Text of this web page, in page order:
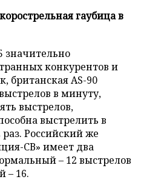
гаубица в
значительно
конкурентов и
британская AS-90
в минуту,
выстрелов,
выстрелить в
раз. Российский же
СВ» имеет два
– 12 выстрелов
– 16.